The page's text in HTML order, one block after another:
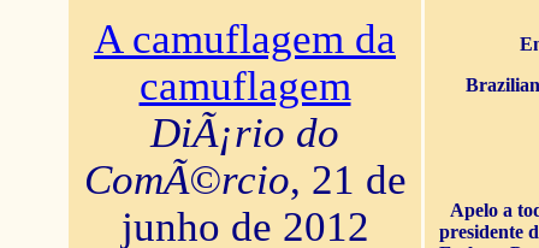
A camuflagem da
camuflagem
DiÃ¡rio do
ComÃ©rcio, 21 de
junho de 2012
Apelo a
presidente